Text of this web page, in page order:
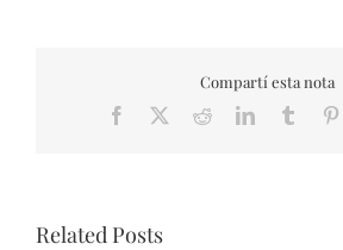
Compartí esta nota
Facebook RedditLinkedInTumblr
Related Posts